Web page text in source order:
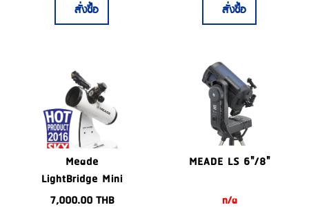
สั่งซื้อ สั่งซื้อ
Meade
LightBridge Mini
82mm f/3.66
7,000.00THB
MEADE LS 6"/8"
n/a